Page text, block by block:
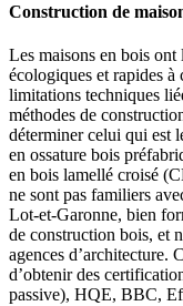
Construction de
Les maisons en bois
écologiques et rapides à
limitations techniques
méthodes de
déterminer celui qui est
en ossature bois
en bois lamellé croisé
ne sont pas familiers
Lot-et-Garonne, bien
de construction bois, et
agences d’architecture.
d’obtenir des
passive), HQE, BBC,